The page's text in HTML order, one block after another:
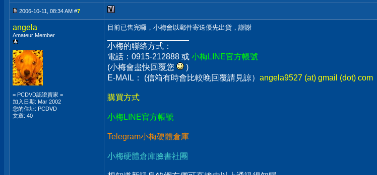
2006-10-11, 08:34 AM #7
angela
Amateur Member
= PCDVD認證賣家 =
加入日期: Mar 2002
您的住址: PCDVD
文章: 40
目前已售完囉，小梅會以郵件寄送優先出貨，謝謝
小梅的聯絡方式：
電話：0915-212888 或 小梅LINE官方帳號
(小梅會盡快回覆您
)
E-MAIL： (信箱有時會比較晚回覆請見諒） angela9527 (at) gmail (dot) com
購買方式
小梅LINE官方帳號
Telegram小梅硬體倉庫
小梅硬體倉庫臉書社團